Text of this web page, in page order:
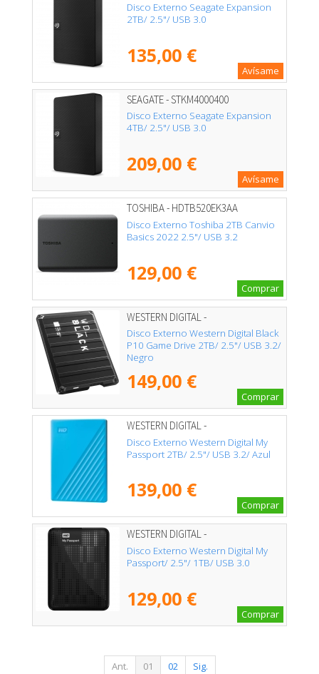
Disco Externo Seagate Expansion
2TB/ 2.5"/ USB 3.0
135,00 €
Avísame
SEAGATE - STKM4000400
Disco Externo Seagate Expansion
4TB/ 2.5"/ USB 3.0
209,00 €
Avísame
TOSHIBA - HDTB520EK3AA
Disco Externo Toshiba 2TB Canvio
Basics 2022 2.5"/ USB 3.2
129,00 €
Comprar
WESTERN DIGITAL -
WDBA2W0020BBK-WES1
Disco Externo Western Digital Black
P10 Game Drive 2TB/ 2.5"/ USB 3.2/
Negro
149,00 €
Comprar
WESTERN DIGITAL -
WDBYVG0020BBL-WESN
Disco Externo Western Digital My
Passport 2TB/ 2.5"/ USB 3.2/ Azul
139,00 €
Comprar
WESTERN DIGITAL -
WDBYVG0010BBK-WESN
Disco Externo Western Digital My
Passport/ 2.5"/ 1TB/ USB 3.0
129,00 €
Comprar
Ant. 01 02 Sig.